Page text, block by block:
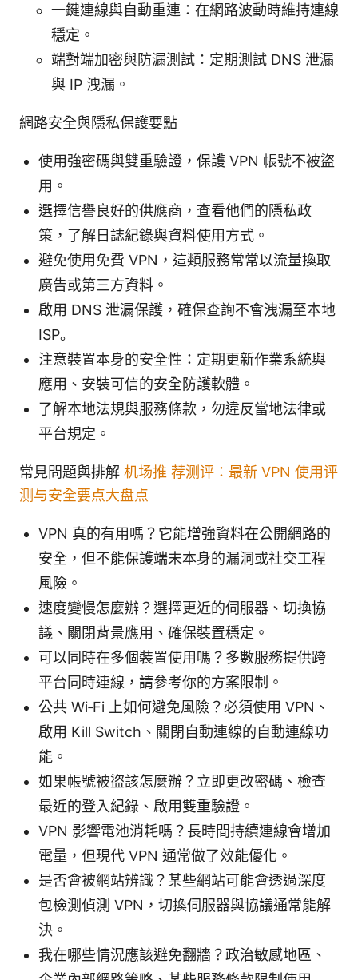
一鍵連線與自動重連：在網路波動時維持連線
穩定。
端對端加密與防漏測試：定期測試 DNS 泄漏
與 IP 洩漏。
網路安全與隱私保護要點
使用強密碼與雙重驗證，保護 VPN 帳號不被盜
用。
選擇信譽良好的供應商，查看他們的隱私政
策，了解日誌紀錄與資料使用方式。
避免使用免費 VPN，這類服務常常以流量換取
廣告或第三方資料。
啟用 DNS 泄漏保護，確保查詢不會洩漏至本地
ISP。
注意裝置本身的安全性：定期更新作業系統與
應用、安裝可信的安全防護軟體。
了解本地法規與服務條款，勿違反當地法律或
平台規定。
常見問題與排解 机场推 荐测评：最新 VPN 使用评
测与安全要点大盘点
VPN 真的有用嗎？它能增強資料在公開網路的
安全，但不能保護端末本身的漏洞或社交工程
風險。
速度變慢怎麼辦？選擇更近的伺服器、切換協
議、關閉背景應用、確保裝置穩定。
可以同時在多個裝置使用嗎？多數服務提供跨
平台同時連線，請參考你的方案限制。
公共 Wi‑Fi 上如何避免風險？必須使用 VPN、
啟用 Kill Switch、關閉自動連線的自動連線功
能。
如果帳號被盜該怎麼辦？立即更改密碼、檢查
最近的登入紀錄、啟用雙重驗證。
VPN 影響電池消耗嗎？長時間持續連線會增加
電量，但現代 VPN 通常做了效能優化。
是否會被網站辨識？某些網站可能會透過深度
包檢測偵測 VPN，切換伺服器與協議通常能解
決。
我在哪些情況應該避免翻牆？政治敏感地區、